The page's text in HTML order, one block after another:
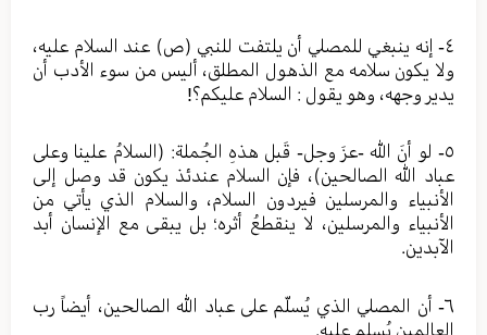
٤- إنه ينبغي للمصلي أن يلتفت للنبي (ص) عند السلام عليه،
ولا يكون سلامه مع الذهول المطلق، أليس من سوء الأدب أن
يدير وجهه، وهو يقول : السلام عليكم؟!
٥- لو أنَ الله -عزَ وجل- قَبل هذهِ الجُملة: (السلامُ علينا وعلى
عباد الله الصالحين)، فإن السلام عندئذ يكون قد وصل إلى
الأنبياء والمرسلين فيردون السلام، والسلام الذي يأتي من
الأنبياء والمرسلين، لا ينقطعُ أثره؛ بل يبقى مع الإنسان أبد
الآبدين.
٦- أن المصلي الذي يُسلّم على عباد الله الصالحين، أيضاً رب
العالمين يُسلم عليه.